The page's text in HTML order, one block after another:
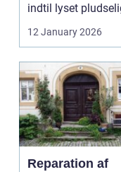
indtil lyset
går, el...
12 January 2026
Reparation af